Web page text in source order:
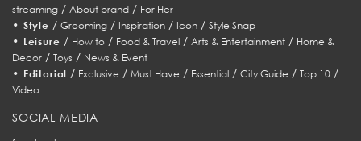
streaming / About brand / For Her
• Style / Grooming/ Inspiration/ Icon/ Style Snap
• Leisure / How to/ Food & Travel/ Arts & Entertainment/ Home &
Decor / Toys / News & Event
• Editorial / Exclusive /Must Have / Essential /City Guide /Top 10 /
Video
SOCIAL MEDIA